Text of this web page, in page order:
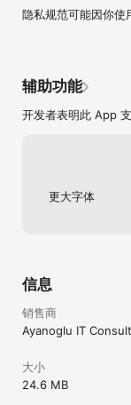
真正有用的交易统计
胜率、profit factor、
不用打开 app，也能
和交易迷你图。
PROLOCA PRO
解锁交易账户、资
使用条款: https://
隐私政策: https://
Hans
隐私规范可能因你使
辅助功能
开发者表明此 App
更大字体
信息
销售商
Ayanoglu IT
大小
24.6 MB